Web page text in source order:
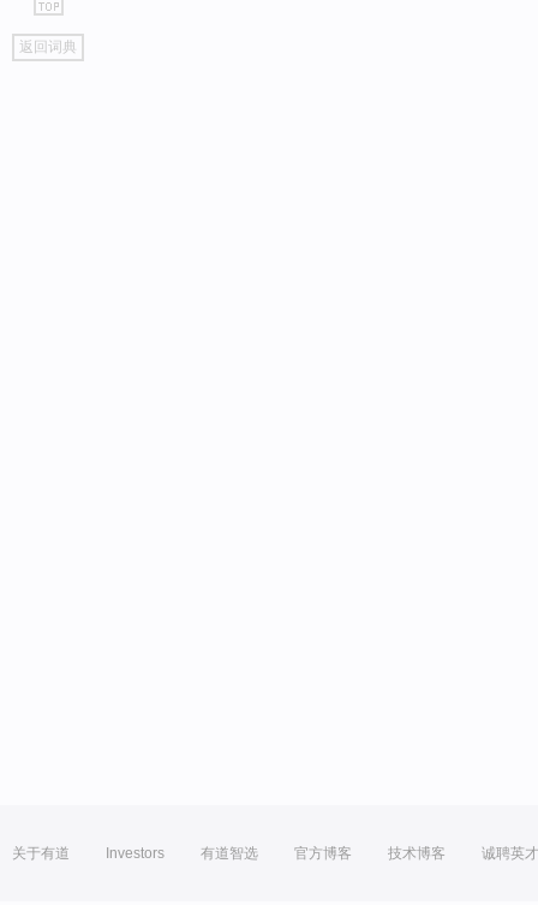
go
top
返回词典
关于有道 Investors 有道智选 官方博客 技术博客 诚聘英才